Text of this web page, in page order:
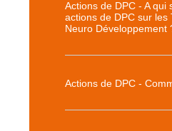
Actions de DPC - A qui
actions de DPC sur les
Neuro Développement
Actions de DPC -